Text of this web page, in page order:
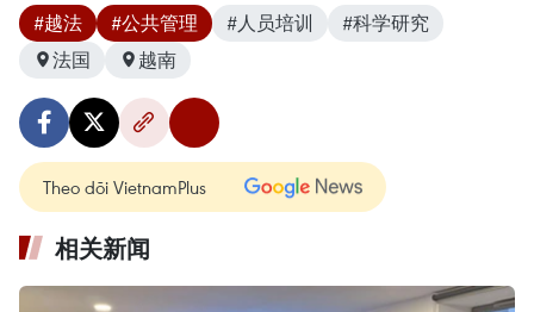
#越法 #公共管理 #人员培训
#科学研究
法国
越南
Theo dõi VietnamPlus
相关新闻